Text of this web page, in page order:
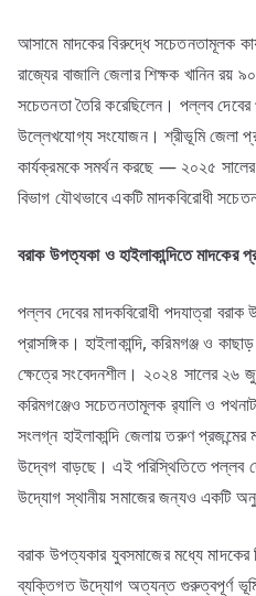
আসামে মাদকের বিরুদ্ধে সচেতনতামূলক
রাজ্যের বাজালি জেলার শিক্ষক খানিন রয়
সচেতনতা তৈরি করেছিলেন। পল্লব দেবের
উল্লেখযোগ্য সংযোজন। শ্রীভূমি জেলা
কার্যক্রমকে সমর্থন করছে — ২০২৫
বিভাগ যৌথভাবে একটি মাদকবিরোধী
বরাকউপত্যকাওহাইলাকান্দিতেমাদকের
পল্লব দেবের মাদকবিরোধী পদযাত্রা বরাক
প্রাসঙ্গিক। হাইলাকান্দি, করিমগঞ্জ ও
ক্ষেত্রে সংবেদনশীল। ২০২৪ সালের ২৬
করিমগঞ্জেও সচেতনতামূলক র‍্যালি ও
সংলগ্ন হাইলাকান্দি জেলায় তরুণ প্রজন্মের
উদ্বেগ বাড়ছে। এই পরিস্থিতিতে
উদ্যোগ স্থানীয় সমাজের জন্যও একটি
বরাক উপত্যকার যুবসমাজের মধ্যে
ব্যক্তিগত উদ্যোগ অত্যন্ত গুরুত্বপূর্ণ